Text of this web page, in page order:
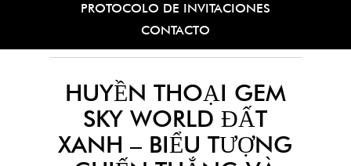
PROTOCOLO DE INVITACIONES
CONTACTO
HUYỀN THOẠI GEM
SKY WORLD ĐẤT
XANH – BIỂU TƯỢNG